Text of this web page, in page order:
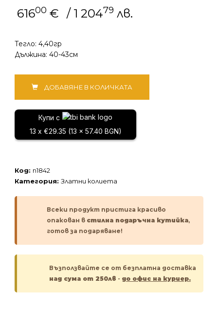
61600 € / 1 20479 лв.
Тегло: 4,40гр
Дължина: 40-43см
Златно
колие
ДОБАВЯНЕ В КОЛИЧКАТА
Купи с
13 x €29.35 (13 x 57.40 BGN)
Код: n1842
Категория: Златни колиета
Всеки продукт пристига красиво
опакован в стилна подаръчна кутийка,
готов за подаряване!
Възползвайте се от безплатна доставка
над сума от 250лв - до офис на куриер.